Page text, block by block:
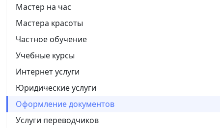
Мастер на час
Мастера красоты
Частное обучение
Учебные курсы
Интернет услуги
Юридические услуги
Оформление документов
Услуги переводчиков